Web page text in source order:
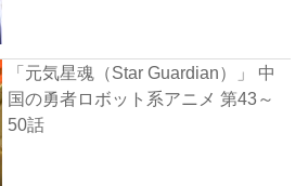
「元気星魂（Star Guardian）」 中
国の勇者ロボット系アニメ 第43～
50話